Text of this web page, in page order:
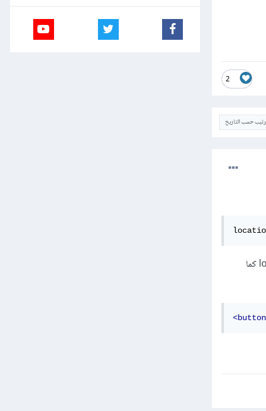
2
حسب التاريخ
حيث تقوم تلك الدالة بإعادة تحميل الصفحة , فيمكنك إذًا إعطاء الحدث onclick للزر الدالة location.reload كما
<button